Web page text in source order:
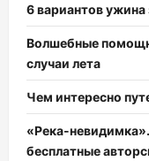
6 вариантов ужина
Волшебные
случаи лета
Чем интересно
«Река-
бесплатные